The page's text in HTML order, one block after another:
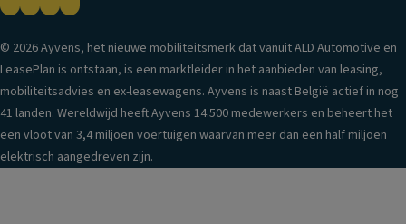
© 2026 Ayvens, het nieuwe mobiliteitsmerk dat vanuit ALD Automotive en
LeasePlan is ontstaan, is een marktleider in het aanbieden van leasing,
mobiliteitsadvies en ex-leasewagens. Ayvens is naast België actief in nog
41 landen. Wereldwijd heeft Ayvens 14.500 medewerkers en beheert het
een vloot van 3,4 miljoen voertuigen waarvan meer dan een half miljoen
elektrisch aangedreven zijn.